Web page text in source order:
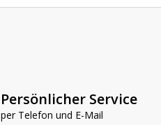
Persönlicher Service
per Telefon und E-Mail